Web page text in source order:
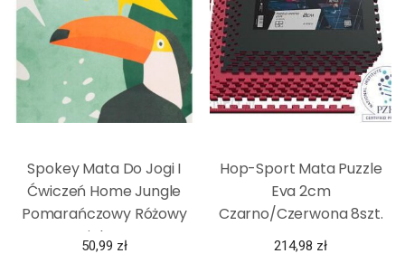
Spokey Mata Do Jogi I
Ćwiczeń Home Jungle
Pomarańczowy Różowy
Zielony
50,99 zł
Hop-Sport Mata Puzzle
Eva 2cm
Czarno/Czerwona 8szt.
214,98 zł